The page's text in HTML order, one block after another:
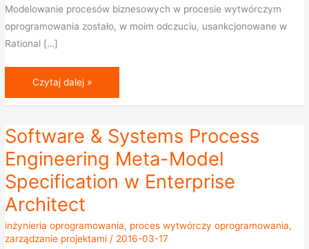
Modelowanie procesów biznesowych w procesie wytwórczym
oprogramowania zostało, w moim odczuciu, usankcjonowane w
Rational […]
Czytaj dalej »
Software & Systems Process
Engineering Meta-Model
Specification w Enterprise
Architect
inżynieria oprogramowania, proces wytwórczy oprogramowania,
zarządzanie projektami / 2016-03-17
Software
Systems
Process
Engineering
Model